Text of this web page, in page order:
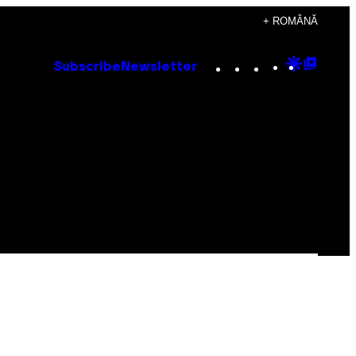
+ ROMÂNĂ
Subscribe Newsletter Instagram
TikTok
YouTube
Google